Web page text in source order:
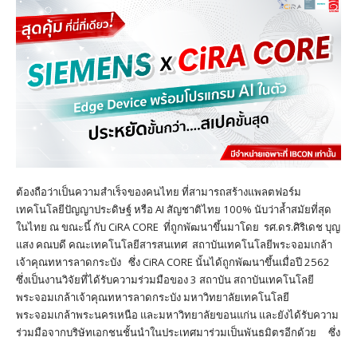
ต้องถือว่าเป็นความสำเร็จของคนไทย ที่สามารถสร้างแพลตฟอร์ม
เทคโนโลยีปัญญาประดิษฐ์ หรือ AI สัญชาติไทย 100% นับว่าล้ำสมัยที่สุด
ในไทย ณ ขณะนี้ กับ CiRA CORE ที่ถูกพัฒนาขึ้นมาโดย รศ.ดร.ศิริเดช บุญ
แสง คณบดี คณะเทคโนโลยีสารสนเทศ สถาบันเทคโนโลยีพระจอมเกล้า
เจ้าคุณทหารลาดกระบัง ซึ่ง CiRA CORE นั้นได้ถูกพัฒนาขึ้นเมื่อปี 2562
ซึ่งเป็นงานวิจัยที่ได้รับความร่วมมือของ 3 สถาบัน สถาบันเทคโนโลยี
พระจอมเกล้าเจ้าคุณทหารลาดกระบัง มหาวิทยาลัยเทคโนโลยี
พระจอมเกล้าพระนครเหนือ และมหาวิทยาลัยขอนแก่น และยังได้รับความ
ร่วมมือจากบริษัทเอกชนชั้นนำในประเทศมาร่วมเป็นพันธมิตรอีกด้วย ซึ่ง